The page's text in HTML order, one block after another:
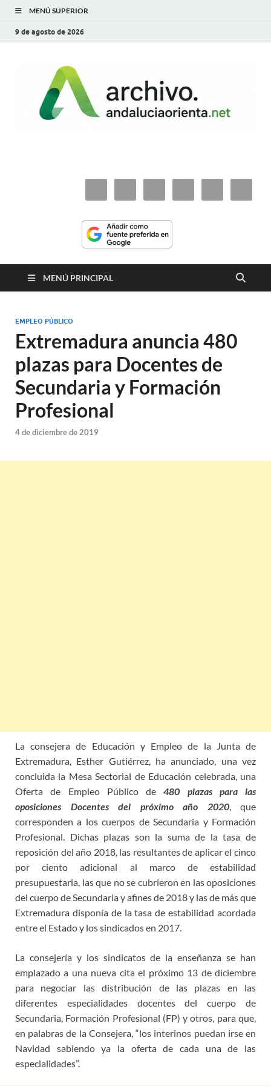
MENÚ SUPERIOR
9 de agosto de 2026
MENÚ PRINCIPAL
EMPLEO PÚBLICO
Extremadura anuncia 480
plazas para Docentes de
Secundaria y Formación
Profesional
4 de diciembre de 2019
La consejera de Educación y Empleo de la Junta de
Extremadura, Esther Gutiérrez, ha anunciado, una vez
concluida la Mesa Sectorial de Educación celebrada, una
Oferta de Empleo Público de480 plazas para las
oposiciones Docentes del próximo año 2020, que
corresponden a los cuerpos de Secundaria y Formación
Profesional. Dichas plazas son la suma de la tasa de
reposición del año 2018, las resultantes de aplicar el cinco
por ciento adicional al marco de estabilidad
presupuestaria, las que no se cubrieron en las oposiciones
del cuerpo de Secundaria y afines de 2018 y las de más que
Extremadura disponía de la tasa de estabilidad acordada
entre el Estado y los sindicados en 2017.
La consejería y los sindicatos de la enseñanza se han
emplazado a una nueva cita el próximo 13 de diciembre
para negociar las distribución de las plazas en las
diferentes especialidades docentes del cuerpo de
Secundaria, Formación Profesional (FP) y otros, para que,
en palabras de la Consejera, “los interinos puedan irse en
Navidad sabiendo ya la oferta de cada una de las
especialidades”.